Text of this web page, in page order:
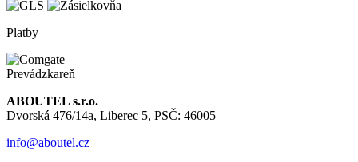
Platby
Prevádzkareň
ABOUTEL s.r.o.
Dvorská 476/14a, Liberec 5, PSČ: 46005
info@aboutel.cz